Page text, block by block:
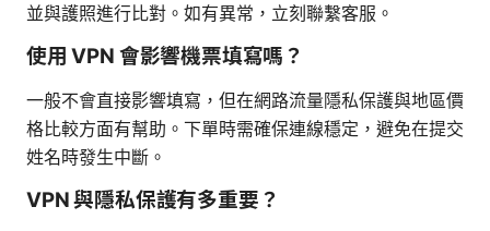
並與護照進行比對。如有異常，立刻聯繫客服。
使用 VPN 會影響機票填寫嗎？
一般不會直接影響填寫，但在網路流量隱私保護與地區價
格比較方面有幫助。下單時需確保連線穩定，避免在提交
姓名時發生中斷。
VPN 與隱私保護有多重要？